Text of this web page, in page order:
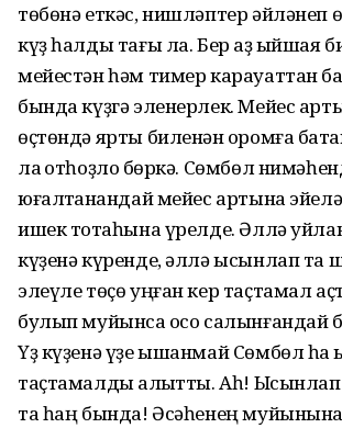
төбөнә еткәс, нишләптер әйләнеп
күҙ һалды тағы ла. Бер аҙ ҡыйшая
мейестән һәм тимер карауаттан
бында күҙгә эленерлек. Мейес
өҫтөндә ярты биленән ҡоромға
ла ҡотһоҙлоҡ бөркә. Сөмбөл
юғалтҡанҡандай мейес артына
ишек тотҡаһына үрелде. Әллә
күҙенә күренде, әллә ысынлап та
элеүле төҫө уңған кер таҫтамал
булып муйынсаҡ осо салынғандай
Үҙ күҙенә үҙе ышанмай Сөмбөл һаҡ
таҫтамалды ҡалҡытты. Аһ! Ысынлап
та һаң бында! Әсәһенең